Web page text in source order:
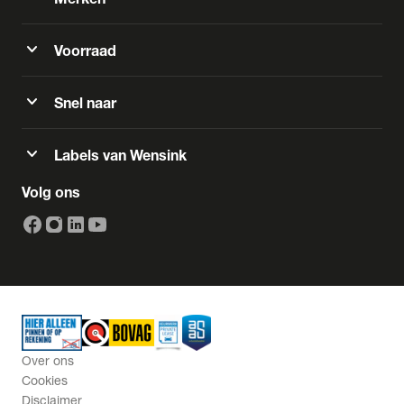
expand_more Voorraad
expand_more Snel naar
expand_more Labels van Wensink
Volg ons
Over ons
Cookies
Disclaimer